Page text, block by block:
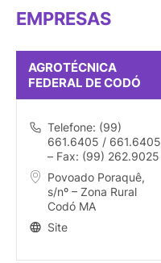
EMPRESAS
AGROTÉCNICA
FEDERAL DE CODÓ
Telefone: (99)
661.6405 / 661.6405
– Fax: (99) 262.9025
Povoado Poraquê,
s/nº – Zona Rural
Codó MA
Site